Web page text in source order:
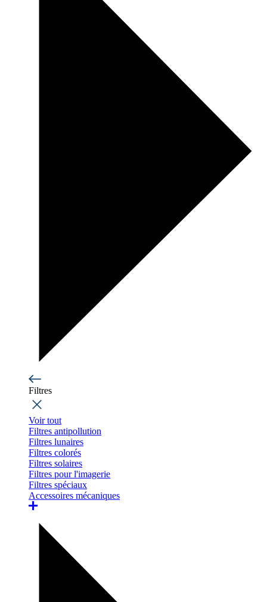
Filtres
Voir tout
Filtres antipollution
Filtres lunaires
Filtres colorés
Filtres solaires
Filtres pour l'imagerie
Filtres spéciaux
Accessoires mécaniques